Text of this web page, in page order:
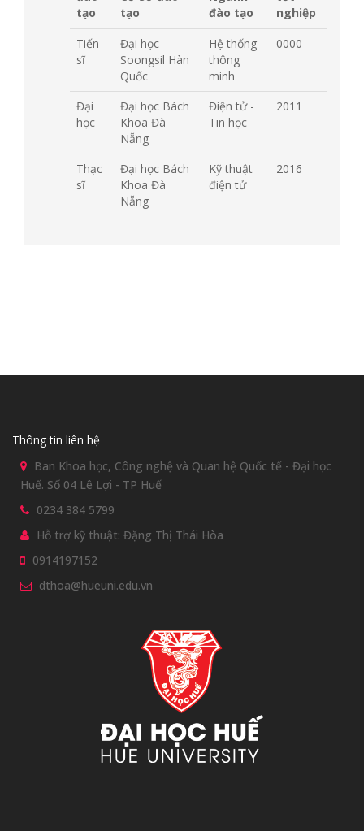
tạo
tạo
đào tạo
nghiệp
Tiến
sĩ
Đại học
Soongsil Hàn
Quốc
Hệ thống
thông
minh
0000
Đại
học
Đại học Bách
Khoa Đà
Nẵng
Điện tử -
Tin học
2011
Thạc
sĩ
Đại học Bách
Khoa Đà
Nẵng
Kỹ thuật
điện tử
2016
Thông tin liên hệ
Ban Khoa học, Công nghệ và Quan hệ Quốc tế - Đại học
Huế. Số 04 Lê Lợi - TP Huế
0234 384 5799
Hỗ trợ kỹ thuật: Đặng Thị Thái Hòa
0914197152
dthoa@hueuni.edu.vn